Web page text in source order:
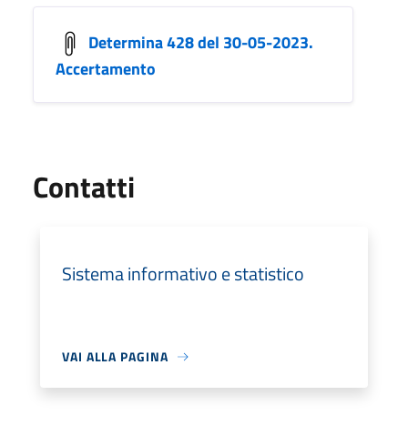
Determina 428 del 30-05-2023.
Accertamento
Contatti
Sistema informativo e statistico
VAI ALLA PAGINA